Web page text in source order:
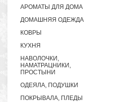
АРОМАТЫ ДЛЯ ДОМА
ДОМАШНЯЯ ОДЕЖДА
КОВРЫ
КУХНЯ
НАВОЛОЧКИ,
НАМАТРАЦНИКИ,
ПРОСТЫНИ
ОДЕЯЛА, ПОДУШКИ
ПОКРЫВАЛА, ПЛЕДЫ